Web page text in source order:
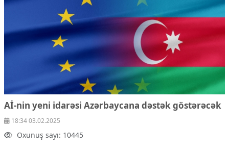
Aİ-nin yeni idarəsi Azərbaycana dəstək göstərəcək
18:34 03.02.2025
Oxunuş sayı: 10445